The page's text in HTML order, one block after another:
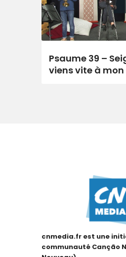
Psaume 39 –
viens vite à mon
cnmedia.fr est une
communauté Canção